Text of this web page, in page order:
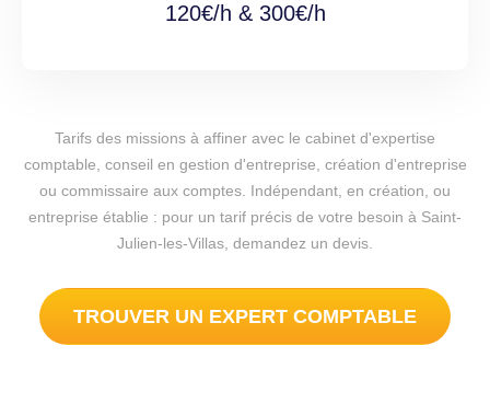
120€/h & 300€/h
Tarifs des missions à affiner avec le cabinet d'expertise
comptable, conseil en gestion d'entreprise, création d'entreprise
ou commissaire aux comptes. Indépendant, en création, ou
entreprise établie : pour un tarif précis de votre besoin à Saint-
Julien-les-Villas, demandez un devis.
TROUVER UN EXPERT COMPTABLE